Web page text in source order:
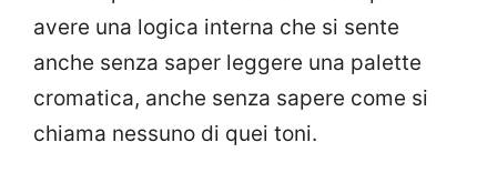
avere una logica interna che si sente
anche senza saper leggere una palette
cromatica, anche senza sapere come si
chiama nessuno di quei toni.